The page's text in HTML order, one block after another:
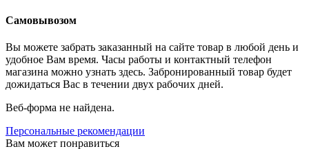
Самовывозом
Вы можете забрать заказанный на сайте товар в любой день и
удобное Вам время. Часы работы и контактный телефон
магазина можно узнать здесь. Забронированный товар будет
дожидаться Вас в течении двух рабочих дней.
Веб-форма не найдена.
Персональные рекомендации
Вам может понравиться